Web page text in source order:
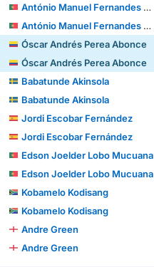
António Manuel Fernandes Mendes
António Manuel Fernandes Mendes
Óscar Andrés Perea Abonce
Óscar Andrés Perea Abonce
Babatunde Akinsola
Babatunde Akinsola
Jordi Escobar Fernández
Jordi Escobar Fernández
Edson Joelder Lobo Mucuana
Edson Joelder Lobo Mucuana
Kobamelo Kodisang
Kobamelo Kodisang
Andre Green
Andre Green